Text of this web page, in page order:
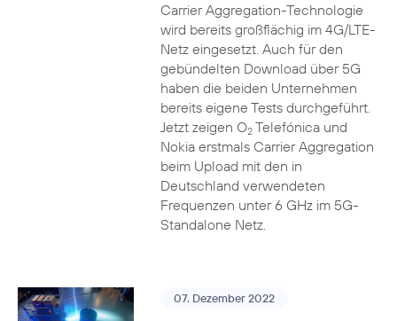
Carrier Aggregation-Technologie
wird bereits großflächig im 4G/LTE-
Netz eingesetzt. Auch für den
gebündelten Download über 5G
haben die beiden Unternehmen
bereits eigene Tests durchgeführt.
Jetzt zeigen O2Telefónica und
Nokia erstmals Carrier Aggregation
beim Upload mit den in
Deutschland verwendeten
Frequenzen unter 6 GHz im 5G-
Standalone Netz.
07. Dezember 2022